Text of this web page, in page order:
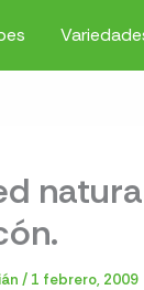
/ 1 febrero, 2009